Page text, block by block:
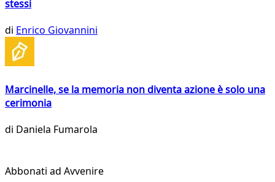
stessi
di Enrico Giovannini
Marcinelle, se la memoria non diventa azione è solo una
cerimonia
di Daniela Fumarola
Abbonati ad Avvenire